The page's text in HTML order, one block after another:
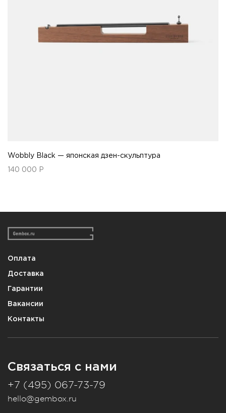
Wobbly Black — японская дзен-скульптура
140 000 Р
Оплата
Доставка
Гарантии
Вакансии
Контакты
Связаться с нами
+7 (495) 067-73-79
hello@gembox.ru